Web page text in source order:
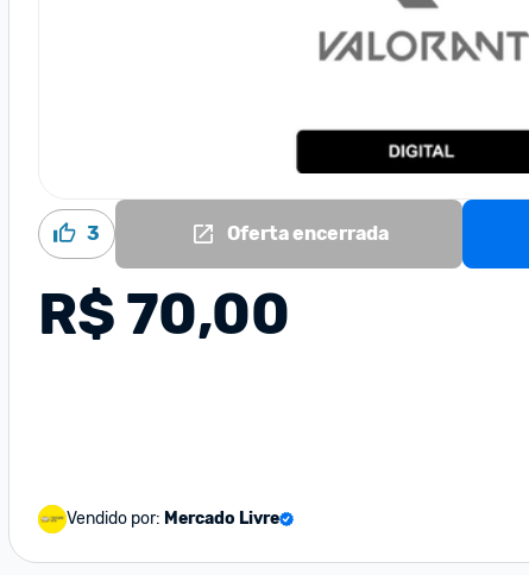
3 Oferta encerrada
R$ 70,00
Vendido por: Mercado Livre